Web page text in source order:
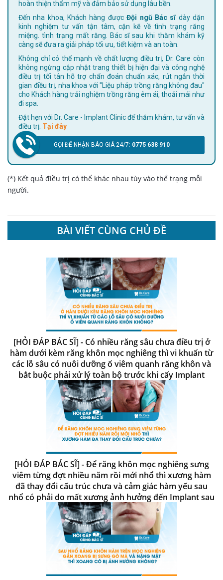
hoàn thiện thẩm mỹ và đảm bảo sử dụng lâu bền.
Đến nha khoa, Khách hàng đượcĐội ngũ Bác sĩdày dặn
kinh nghiệm tư vấn tận tâm, cặn kẽ về tình trạng răng
miệng. tình trạng mất răng. Bác sĩ sau khi thăm khám kỹ
càng sẽ đưa ra giải pháp tối ưu, tiết kiệm và an toàn.
Không chỉ có thế mạnh về chất lượng điều trị, Dr. Care còn
không ngừng cập nhật trang thiết bị hiện đại và công nghệ
điều trị tối tân hỗ trợ chẩn đoán chuẩn xác, rút ngắn thời
gian điều trị, nha khoa với "Liệu pháp trồng răng không đau"
cho Khách hàng trải nghiệm trồng răng êm ái, thoải mái như
đi spa.
Đặt hẹn với Dr. Care - Implant Clinic để thăm khám, tư vấn và
điều trị. Tại đây
GỌI ĐỂ NHẬN BÁO GIÁ 24/7: 0775 638 910
(*) Kết quả điều trị có thể khác nhau tùy vào thể trạng mỗi
người.
BÀI VIẾT CÙNG CHỦ ĐỀ
[HỎI ĐÁP BÁC SĨ] - Có nhiều răng sâu chưa điều trị ở
hàm dưới kèm răng khôn mọc nghiêng thì vi khuẩn từ
các lỗ sâu có nuôi dưỡng ổ viêm quanh răng khôn và
bắt buộc phải xử lý toàn bộ trước khi cấy Implant
không?
[HỎI ĐÁP BÁC SĨ] - Để răng khôn mọc nghiêng sưng
viêm từng đợt nhiều năm rồi mới nhổ thì xương hàm
đã thay đổi cấu trúc chưa và cảm giác hàm yếu sau
nhổ có phải do mất xương ảnh hưởng đến Implant sau
này?